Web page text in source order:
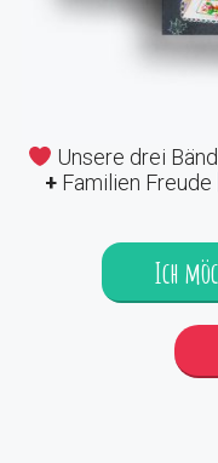
Unsere drei
+Familien Freude
Ich